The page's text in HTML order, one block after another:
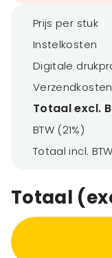
Prijs per stuk
Instelkosten
Digitale
Verzendkosten
Totaal excl.
BTW (21%)
Totaal incl. BTW
Totaal